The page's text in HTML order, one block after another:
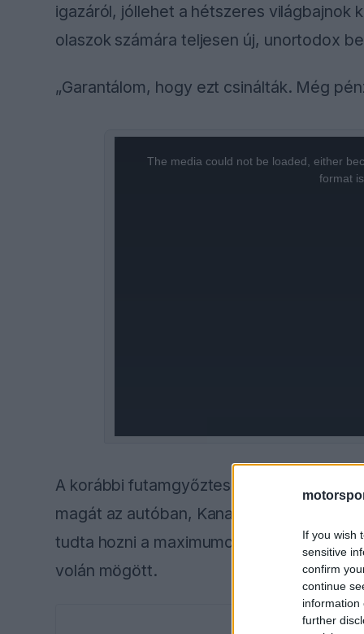
If you wish
sensitive
confirm
continue
information
further
igazáról, jóllehet a hétszeres
olaszok számára teljesen új, unortodox
„Garantálom, hogy ezt csinálták. Még
The media could not be loaded, either
format
A korábbi futamgyőztes szerint az elmúlt
magát az autóban, Kanadában azonban
tudta hozni a maximumot a technikából,
volán mögött.